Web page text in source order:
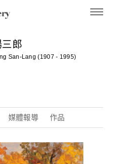
三郎
San-Lang (1907 - 1995)
媒體報導 作品